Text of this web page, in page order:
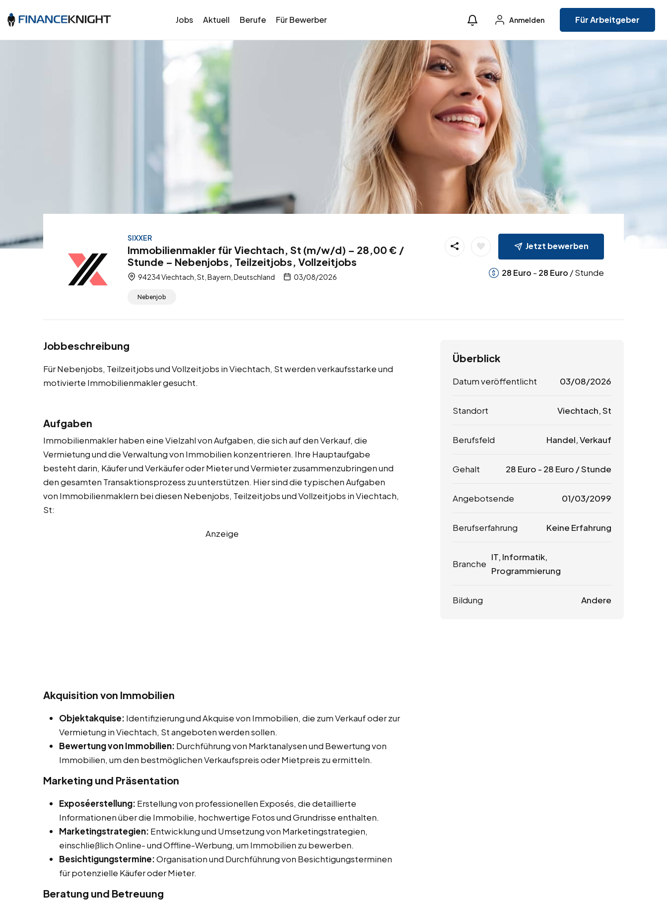
Jobs Aktuell Berufe Für Bewerber Anmelden Für Arbeitgeber
SIXXER
Immobilienmakler für Viechtach, St (m/w/d) – 28,00 € /
Stunde – Nebenjobs, Teilzeitjobs, Vollzeitjobs
94234 Viechtach, St, Bayern, Deutschland 03/08/2026
Nebenjob
Jetzt bewerben
28 Euro - 28 Euro / Stunde
Jobbeschreibung
Für Nebenjobs, Teilzeitjobs und Vollzeitjobs in Viechtach, St werden verkaufsstarke und
motivierte Immobilienmakler gesucht.
Aufgaben
Immobilienmakler haben eine Vielzahl von Aufgaben, die sich auf den Verkauf, die
Vermietung und die Verwaltung von Immobilien konzentrieren. Ihre Hauptaufgabe
besteht darin, Käufer und Verkäufer oder Mieter und Vermieter zusammenzubringen und
den gesamten Transaktionsprozess zu unterstützen. Hier sind die typischen Aufgaben
von Immobilienmaklern bei diesen Nebenjobs, Teilzeitjobs und Vollzeitjobs in Viechtach,
St:
Anzeige
Akquisition von Immobilien
Objektakquise: Identifizierung und Akquise von Immobilien, die zum Verkauf oder zur
Vermietung in Viechtach, St angeboten werden sollen.
Bewertung von Immobilien: Durchführung von Marktanalysen und Bewertung von
Immobilien, um den bestmöglichen Verkaufspreis oder Mietpreis zu ermitteln.
Marketing und Präsentation
Exposéerstellung: Erstellung von professionellen Exposés, die detaillierte
Informationen über die Immobilie, hochwertige Fotos und Grundrisse enthalten.
Marketingstrategien: Entwicklung und Umsetzung von Marketingstrategien,
einschließlich Online- und Offline-Werbung, um Immobilien zu bewerben.
Besichtigungstermine:Organisation und Durchführung von Besichtigungsterminen
für potenzielle Käufer oder Mieter.
Beratung und Betreuung
Überblick
Datum veröffentlicht 03/08/2026
Standort Viechtach, St
Berufsfeld Handel, Verkauf
Gehalt 28 Euro - 28 Euro / Stunde
Angebotsende 01/03/2099
Berufserfahrung Keine Erfahrung
Branche
IT, Informatik,
Programmierung
Bildung Andere